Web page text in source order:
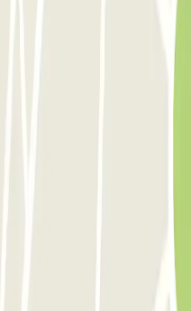
abrir la barrera.